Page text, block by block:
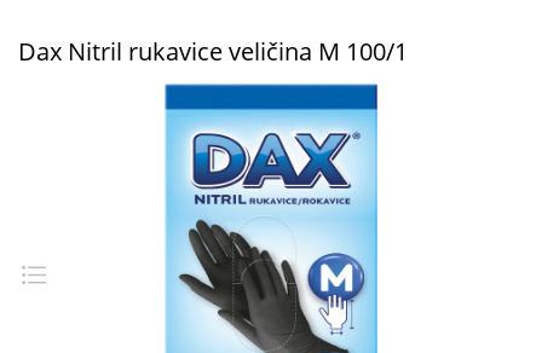
Dax Nitril rukavice veličina M 100/1